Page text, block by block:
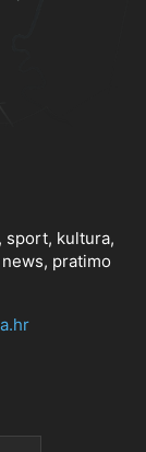
sport, kultura,
pratimo